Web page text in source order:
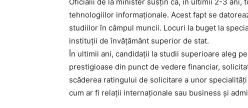
tehnologiilor informaționale. Acest fapt se
studiilor în câmpul muncii. Locuri la buget la
instituții de învățământ superior de stat.
În ultimii ani, candidații la studii superioare aleg
prestigioase din punct de vedere financiar,
scăderea ratingului de solicitare a unor
cum ar fi relații internaționale sau business și